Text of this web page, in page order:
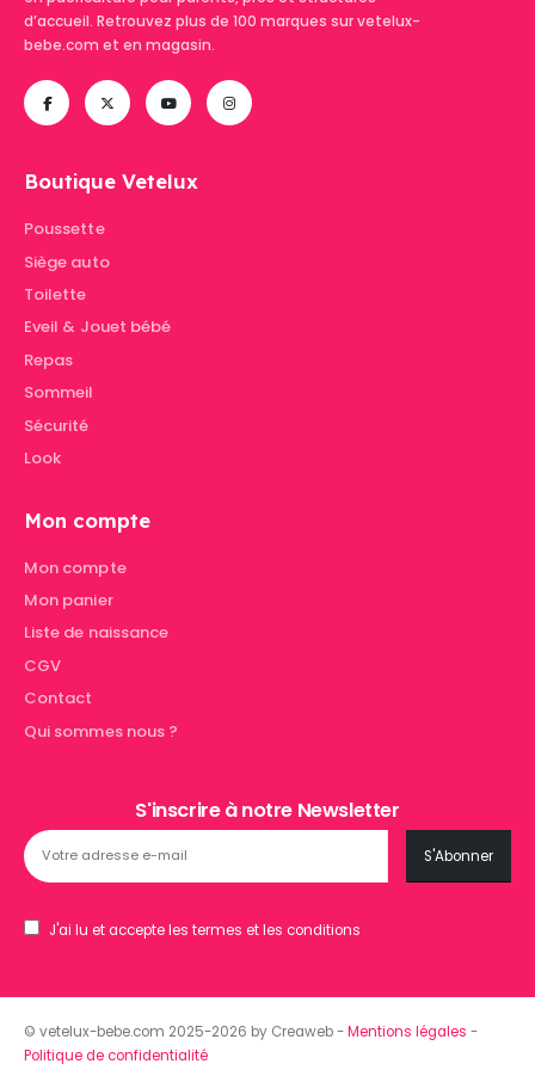
d’accueil. Retrouvez plus de 100 marques sur vetelux-
bebe.com et en magasin.
Boutique Vetelux
Poussette
Siège auto
Toilette
Eveil & Jouet bébé
Repas
Sommeil
Sécurité
Look
Mon compte
Mon compte
Mon panier
Liste de naissance
CGV
Contact
Qui sommes nous ?
S'inscrire à notre Newsletter
J'ai lu et accepte les termes et les conditions
© vetelux-bebe.com 2025-2026 by Creaweb -Mentions légales -
Politique de confidentialité